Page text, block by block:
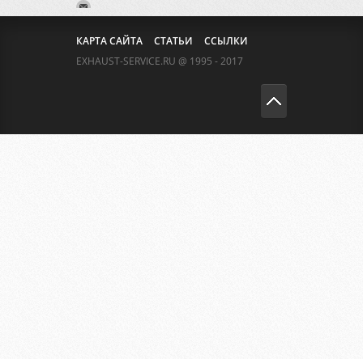
КАРТА САЙТА СТАТЬИ
ССЫЛКИ
EXHAUST-SERVICE.RU @ 1995 - 2017